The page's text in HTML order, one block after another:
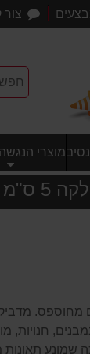
מוצרי
מטר
שמונע תאונות